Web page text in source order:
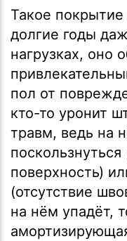
Такое
долгие годы
нагрузках, оно
пол от
кто-то уронит
травм, ведь на
поверхность)
(отсутствие
на нём упадёт,